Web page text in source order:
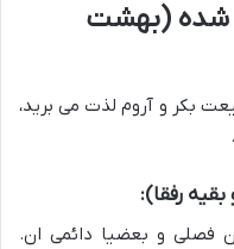
شده (بهشت
بکر و آروم لذت می برید،
رفقا):
فصلی و بعضیا دائمی ان.